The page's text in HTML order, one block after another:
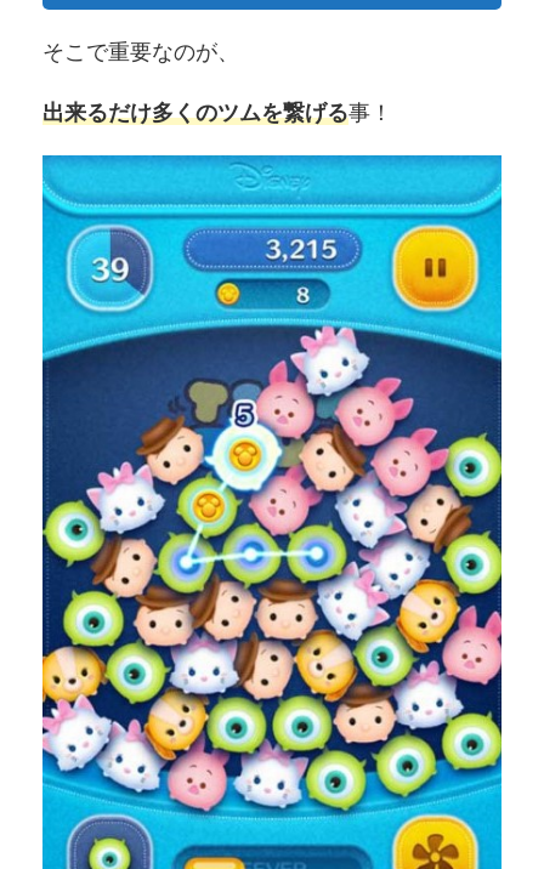
そこで重要なのが、
出来るだけ多くのツムを繋げる事！